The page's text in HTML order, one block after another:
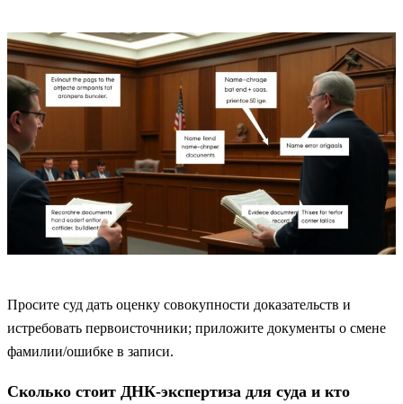
Просите суд дать оценку совокупности доказательств и
истребовать первоисточники; приложите документы о смене
фамилии/ошибке в записи.
Сколько стоит ДНК‑экспертиза для суда и кто